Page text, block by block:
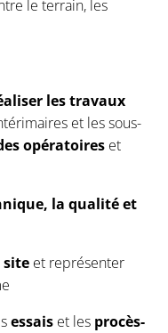
le terrain, les
les travaux
et les sous-
opératoires et
la qualité et
et représenter
essais et les procès-